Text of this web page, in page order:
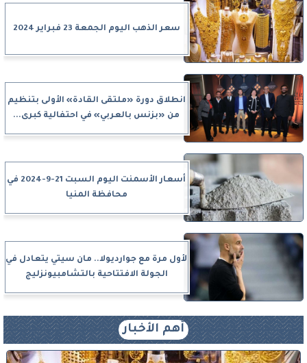
سعر الذهب اليوم الجمعة 23 فبراير 2024
انطلاق دورة «ملتقى القادة» الأولى بتنظيم
من «بزنس بالعربي» في احتفالية كبرى...
أسعار الأسمنت اليوم السبت 21-9-2024 في
محافظة المنيا
لأول مرة مع جوارديولا.. مان سيتي يتعادل في
الجولة الافتتاحية بالتشامبيونزليج
أهم الأخبار